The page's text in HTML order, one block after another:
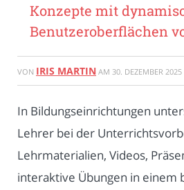
Konzepte mit
Benutzeroberflächen
VON IRIS MARTIN AM 30. DEZEMBER 2025
In Bildungseinrichtungen
Lehrer bei der
Lehrmaterialien, Videos,
interaktive Übungen in einem